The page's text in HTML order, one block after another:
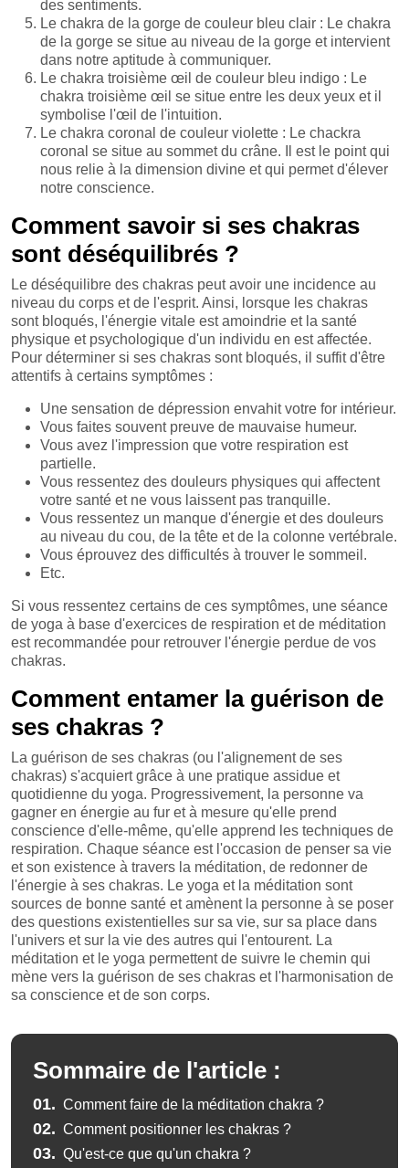
des sentiments.
Le chakra de la gorge de couleur bleu clair : Le chakra
de la gorge se situe au niveau de la gorge et intervient
dans notre aptitude à communiquer.
Le chakra troisième œil de couleur bleu indigo : Le
chakra troisième œil se situe entre les deux yeux et il
symbolise l'œil de l'intuition.
Le chakra coronal de couleur violette : Le chackra
coronal se situe au sommet du crâne. Il est le point qui
nous relie à la dimension divine et qui permet d'élever
notre conscience.
Comment savoir si ses chakras
sont déséquilibrés ?
Le déséquilibre des chakras peut avoir une incidence au
niveau du corps et de l'esprit. Ainsi, lorsque les chakras
sont bloqués, l'énergie vitale est amoindrie et la santé
physique et psychologique d'un individu en est affectée.
Pour déterminer si ses chakras sont bloqués, il suffit d'être
attentifs à certains symptômes :
Une sensation de dépression envahit votre for intérieur.
Vous faites souvent preuve de mauvaise humeur.
Vous avez l'impression que votre respiration est
partielle.
Vous ressentez des douleurs physiques qui affectent
votre santé et ne vous laissent pas tranquille.
Vous ressentez un manque d'énergie et des douleurs
au niveau du cou, de la tête et de la colonne vertébrale.
Vous éprouvez des difficultés à trouver le sommeil.
Etc.
Si vous ressentez certains de ces symptômes, une séance
de yoga à base d'exercices de respiration et de méditation
est recommandée pour retrouver l'énergie perdue de vos
chakras.
Comment entamer la guérison de
ses chakras ?
La guérison de ses chakras (ou l'alignement de ses
chakras) s'acquiert grâce à une pratique assidue et
quotidienne du yoga. Progressivement, la personne va
gagner en énergie au fur et à mesure qu'elle prend
conscience d'elle-même, qu'elle apprend les techniques de
respiration. Chaque séance est l'occasion de penser sa vie
et son existence à travers la méditation, de redonner de
l'énergie à ses chakras. Le yoga et la méditation sont
sources de bonne santé et amènent la personne à se poser
des questions existentielles sur sa vie, sur sa place dans
l'univers et sur la vie des autres qui l'entourent. La
méditation et le yoga permettent de suivre le chemin qui
mène vers la guérison de ses chakras et l'harmonisation de
sa conscience et de son corps.
Sommaire de l'article :
01. Comment faire de la méditation chakra ?
02. Comment positionner les chakras ?
03. Qu'est-ce que qu'un chakra ?